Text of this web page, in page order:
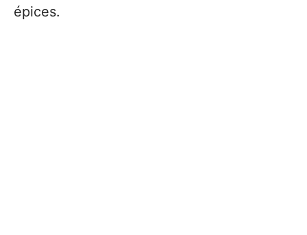
épices.